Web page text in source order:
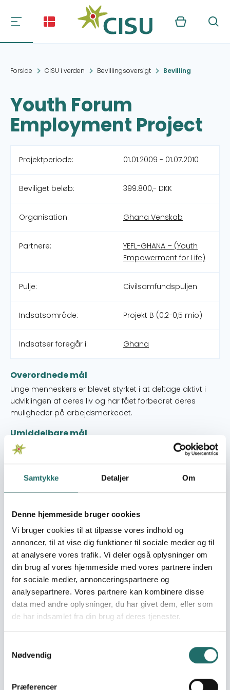
Samtykke Detaljer Om
Denne hjemmeside bruger cookies
Vi bruger cookies til at tilpasse vores indhold og
annoncer, til at vise dig funktioner til sociale medier og til
at analysere vores trafik. Vi deler også oplysninger om
din brug af vores hjemmeside med vores partnere inden
for sociale medier, annonceringspartnere og
analysepartnere. Vores partnere kan kombinere disse
data med andre oplysninger, du har givet dem, eller som
de har indsamlet fra din brug af deres tjenester.
Nødvendig
Præferencer
Kurv Søg
Forside CISU i verden Bevillingsoversigt Bevilling
Youth Forum
Employment Project
Projektperiode: 01.01.2009 - 01.07.2010
Beviliget beløb: 399.800,- DKK
Organisation: Ghana Venskab
Partnere:
YEFL-GHANA – (Youth
Empowerment for Life)
Pulje: Civilsamfundspuljen
Indsatsområde: Projekt B (0,2-0,5 mio)
Indsatser foregår i: Ghana
Overordnede mål
Unge menneskers er blevet styrket i at deltage aktivt i
udviklingen af deres liv og har fået forbedret deres
muligheder på arbejdsmarkedet.
Umiddelbare mål
'- Unge har adgang til information om uddannelse,
erhvervsmuligheder, træning og økonomisk støtte. -
arbejde. - Unge har delt viden og erfaring om
ungdomsbeskæftigelse og andre ungdomsrelaterede
Målgrupper
Den primære målgruppe er unge i Nothern Region,
herunder specifikt 50 frivillige som arbejder direkte med
ungdomsprojektet, 40 deltagere i kurserne, 120 unge
modtagere af mini-lån, 150 deltagere i Ungdomsforum
2009, 500 deltagere i mini-fora, 500 modtagere af
rådgivning , samt 100 unge kvindelige deltagere i
arbejdsgrupper. Projektet tilstræber lige repræsentation
af unge kvinder og mænd, samt deltagelse af unge fra
også til lokale myndigheder, beslutningstagere, Ngo’er,
mikro-finans institutioner, arbejdsgivere og den